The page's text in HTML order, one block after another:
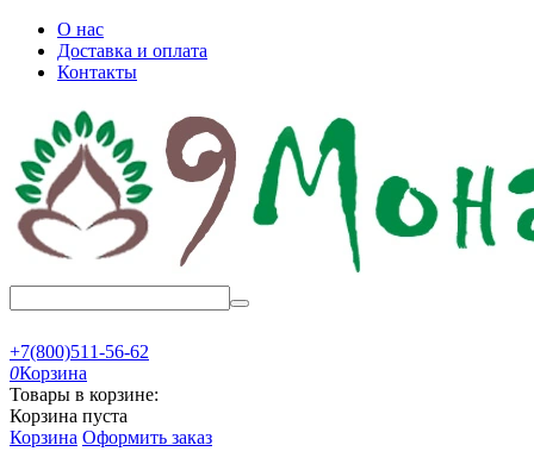
О нас
Доставка и оплата
Контакты
+7(800)511-56-62
0Корзина
Товары в корзине:
Корзина пуста
Корзина Оформить заказ